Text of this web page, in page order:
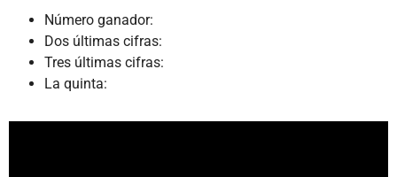
Número ganador:
Dos últimas cifras:
Tres últimas cifras:
La quinta: